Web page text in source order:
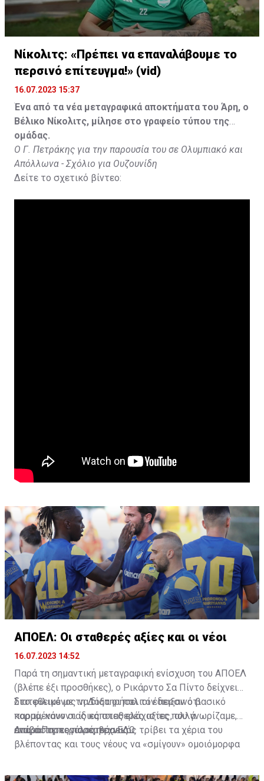
Νίκολιτς: «Πρέπει να επαναλάβουμε το
περσινό επίτευγμα!» (vid)
16.07.2023 15:37
Ένα από τα νέα μεταγραφικά αποκτήματα του Άρη, ο
Βέλικο Νίκολιτς, μίλησε στο γραφείο τύπου της
ομάδας.
Ο Γ. Πετράκης για την παρουσία του σε Ολυμπιακό και
Απόλλωνα - Σχόλιο για Ουζουνίδη
Δείτε το σχετικό βίντεο:
ΑΠΟΕΛ: Οι σταθερές αξίες και οι νέοι
16.07.2023 14:52
Παρά τη σημαντική μεταγραφική ενίσχυση του ΑΠΟΕΛ
(βλέπε έξι προσθήκες), ο Ρικάρντο Σα Πίντο δείχνει
διατεθειμένος να διατηρήσει τον περσινό βασικό
κορμό, κάνοντας κάποιες ελάχιστες, αλλά
απαραίτητες παρεμβάσεις.
Στο φιλικό με τη Δόξα οι παλιοί έδειξαν ότι
παραμένουν οι ίδιες σταθερές αξίες που γνωρίζαμε,
ενώ ο Πορτογάλος τεχνικός τρίβει τα χέρια του
βλέποντας και τους νέους να «σμίγουν» ομοιόμορφα
Διαβάστε περισσότεραΕΔΩ.